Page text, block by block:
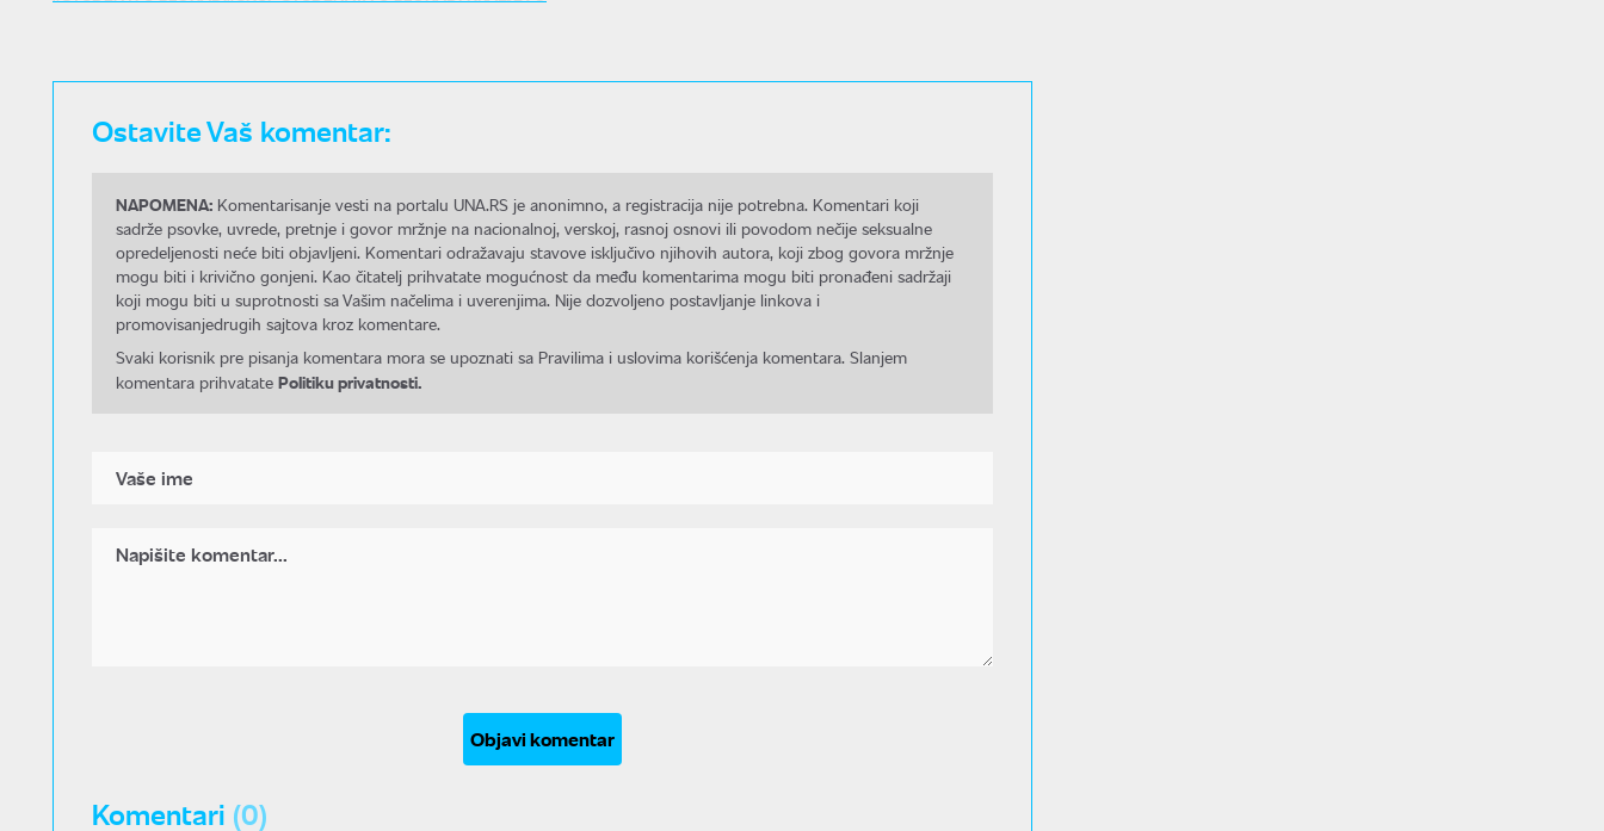
Ostavite Vaš komentar:
NAPOMENA: Komentarisanje vesti na portalu UNA.RS je anonimno, a registracija nije potrebna. Komentari koji
sadrže psovke, uvrede, pretnje i govor mržnje na nacionalnoj, verskoj, rasnoj osnovi ili povodom nečije seksualne
opredeljenosti neće biti objavljeni. Komentari odražavaju stavove isključivo njihovih autora, koji zbog govora mržnje
mogu biti i krivično gonjeni. Kao čitatelj prihvatate mogućnost da među komentarima mogu biti pronađeni sadržaji
koji mogu biti u suprotnosti sa Vašim načelima i uverenjima. Nije dozvoljeno postavljanje linkova i
promovisanjedrugih sajtova kroz komentare.
Svaki korisnik pre pisanja komentara mora se upoznati sa Pravilima i uslovima korišćenja komentara. Slanjem
komentara prihvatate Politiku privatnosti.
Objavi komentar
Komentari (0)